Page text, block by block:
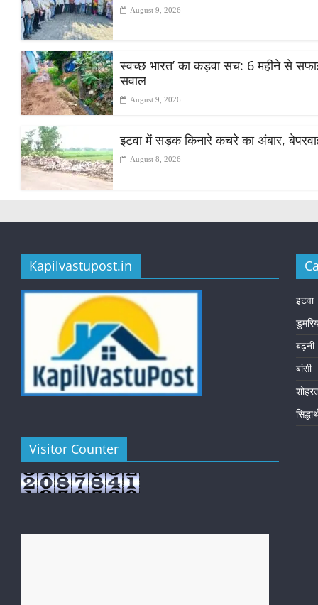
August 9, 2026
स्वच्छ भारत’ का कड़वा सच: 6 महीने से सफाई
सवाल
August 9, 2026
इटवा में सड़क किनारे कचरे का अंबार,
August 8, 2026
Kapilvastupost.in
Visitor Counter
इटवा
बढ़नी
बांसी